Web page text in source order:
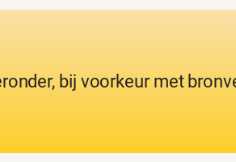
bij voorkeur met